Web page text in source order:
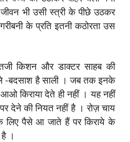
भी उसी स्त्री के पीछे उठकर
के प्रति इतनी कठोरता उस
किशन और डाक्टर साहब की
-बदसाश है साली । जब तक इनके
किराया देते ही नहीं । यह नहीं
देने की नियत नहीं है । रोज़ चाय
लिए पैसे आ जाते हैं पर किराये के
है ।